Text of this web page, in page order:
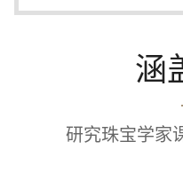
涵
研究珠宝学家